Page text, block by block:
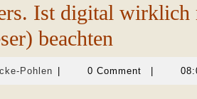
Ist digital wirklich
beachten
PohlenMartina 0 Comment